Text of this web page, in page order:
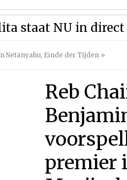
staat NU in
Netanyahu, Einde der Tijden »
Reb
premier